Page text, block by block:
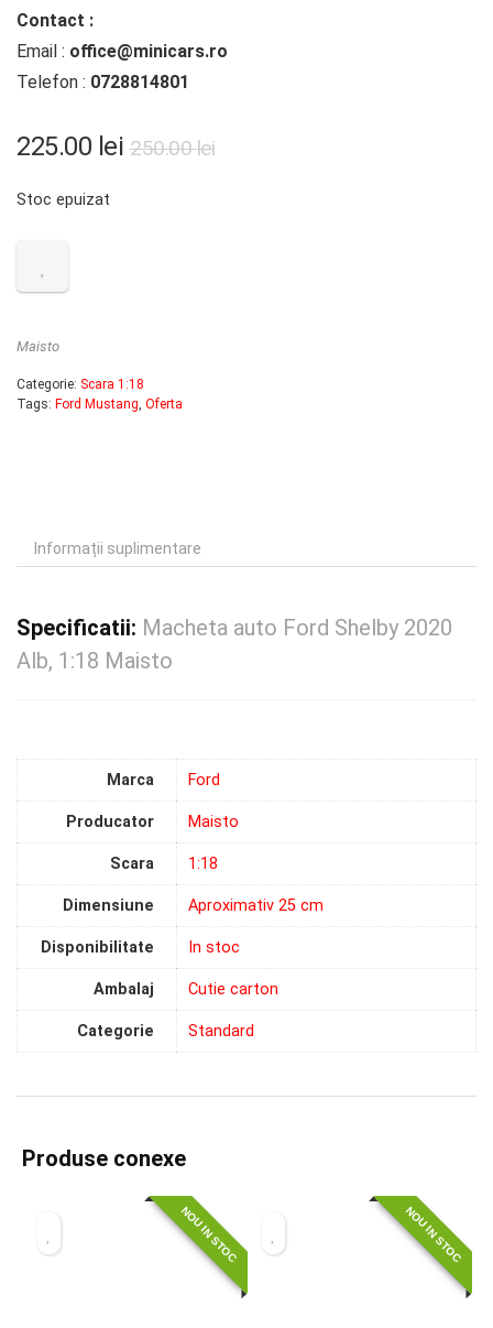
Contact :
Email : office@minicars.ro
Telefon : 0728814801
250.00lei
225.00 lei
Stoc epuizat
Maisto
Categorie: Scara 1:18
Tags: Ford Mustang, Oferta
Informații suplimentare
Specificatii: Macheta auto Ford Shelby 2020
Alb, 1:18 Maisto
Marca Ford
Producator Maisto
Scara 1:18
Dimensiune Aproximativ 25 cm
Disponibilitate In stoc
Ambalaj Cutie carton
Categorie Standard
Produse conexe
NOU IN STOC NOU IN STOC